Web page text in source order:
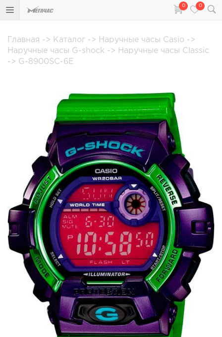
0 0
Главная -> Каталог -> Наручные часы Casio ->
Наручные часы G-shock -> Наручные часы Classic
-> G-8900SC-6E